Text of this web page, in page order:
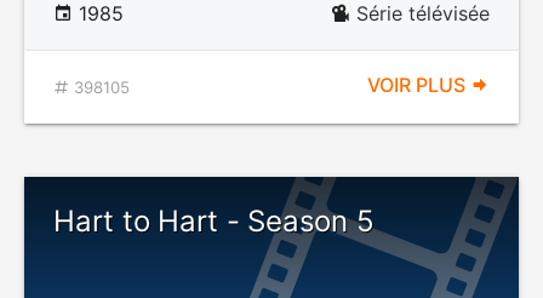
1985 Série télévisée
398105 VOIR PLUS
Hart to Hart - Season 5